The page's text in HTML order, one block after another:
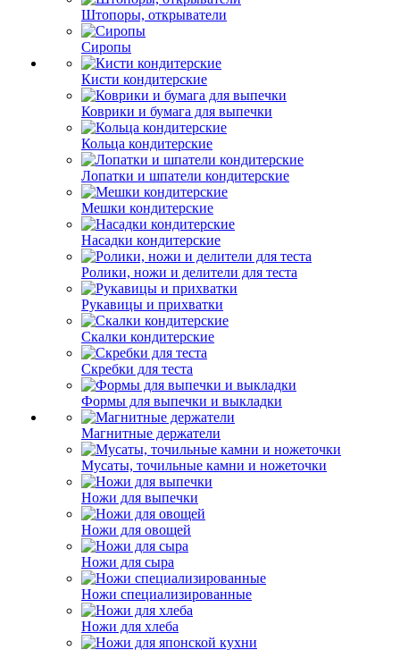
Штопоры, открыватели
Сиропы
Кисти кондитерские
Коврики и бумага для выпечки
Кольца кондитерские
Лопатки и шпатели кондитерские
Мешки кондитерские
Насадки кондитерские
Ролики, ножи и делители для теста
Рукавицы и прихватки
Скалки кондитерские
Скребки для теста
Формы для выпечки и выкладки
Магнитные держатели
Мусаты, точильные камни и ножеточки
Ножи для выпечки
Ножи для овощей
Ножи для сыра
Ножи специализированные
Ножи для хлеба